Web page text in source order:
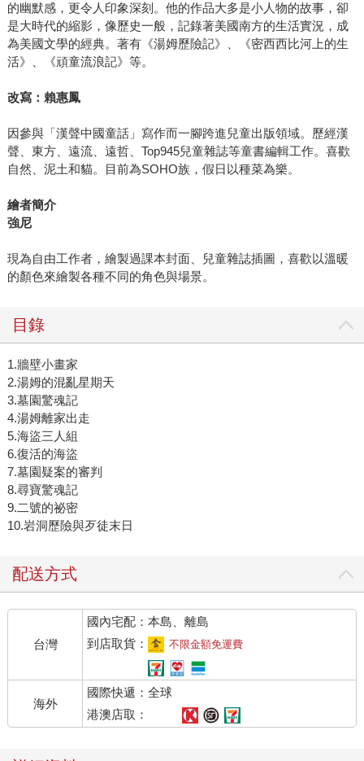
的幽默感，更令人印象深刻。他的作品大多是小人物的故事，卻
是大時代的縮影，像歷史一般，記錄著美國南方的生活實況，成
為美國文學的經典。著有《湯姆歷險記》、《密西西比河上的生
活》、《頑童流浪記》等。
改寫：賴惠鳳
因參與「漢聲中國童話」寫作而一腳跨進兒童出版領域。歷經漢
聲、東方、遠流、遠哲、Top945兒童雜誌等童書編輯工作。喜歡
自然、泥土和貓。目前為SOHO族，假日以種菜為樂。
繪者簡介
強尼
現為自由工作者，繪製過課本封面、兒童雜誌插圖，喜歡以溫暖
的顏色來繪製各種不同的角色與場景。
目錄
1.牆壁小畫家
2.湯姆的混亂星期天
3.墓園驚魂記
4.湯姆離家出走
5.海盜三人組
6.復活的海盜
7.墓園疑案的審判
8.尋寶驚魂記
9.二號的祕密
10.岩洞歷險與歹徒末日
配送方式
台灣
國內宅配：本島、離島
到店取貨：
不限金額免運費
海外
國際快遞：全球
港澳店取：